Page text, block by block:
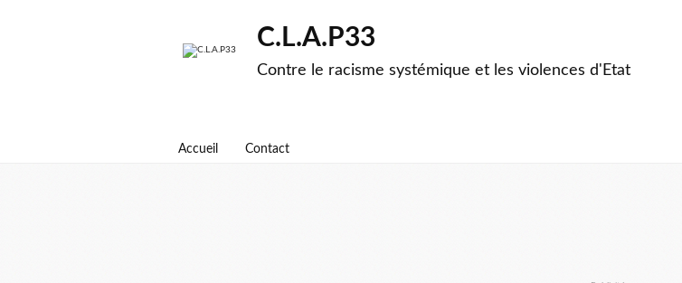
C.L.A.P33
Contre le racisme systémique et les violences d'Etat
Accueil Contact